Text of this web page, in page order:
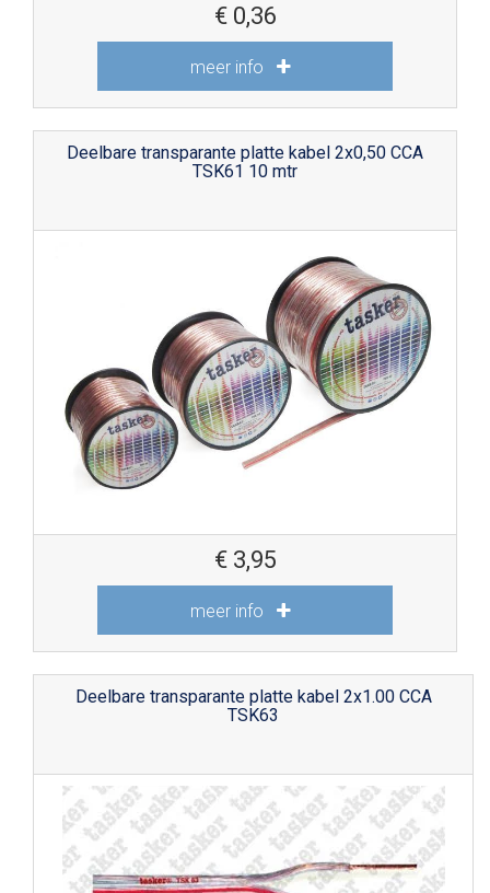
€ 0,36
meer info
Deelbare transparante platte kabel 2x0,50 CCA
TSK61 10 mtr
€ 3,95
meer info
Deelbare transparante platte kabel 2x1.00 CCA
TSK63